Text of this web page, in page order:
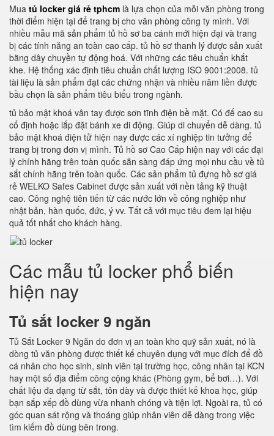
Mua tủ locker giá rẻ tphcm là lựa chọn của mỗi văn phòng trong
thời điểm hiện tại để trang bị cho văn phòng công ty mình. Với
nhiều mẫu mã sản phẩm tủ hồ sơ ba cánh mới hiện đại và trang
bị các tính năng an toàn cao cấp. tủ hồ sơ thanh lý được sản xuất
bằng dây chuyền tự động hoá. Với những các tiêu chuẩn khắt
khe. Hệ thống xác định tiêu chuẩn chất lượng ISO 9001:2008. tủ
tài liệu là sản phẩm đạt các chứng nhận và nhiều năm liền được
bầu chọn là sản phẩm tiêu biểu trong ngành.
tủ bảo mật khoá vân tay được sơn tĩnh điện bề mặt. Có đế cao su
cố định hoặc lắp đặt bánh xe di động. Giúp di chuyển dễ dàng. tủ
bảo mật khoá điện tử hiện nay được các xí nghiệp tin tưởng để
trang bị trong đơn vị mình. Tủ hồ sơ Cao Cấp hiện nay với các đại
lý chính hãng trên toàn quốc sẵn sàng đáp ứng mọi nhu cầu về tủ
sắt chính hãng trên toàn quốc. Các sản phẩm tủ đựng hồ sơ giá
rẻ WELKO Safes Cabinet được sản xuất với nền tảng kỹ thuật
cao. Công nghệ tiên tiến từ các nước lớn về công nghiệp như
nhật bản, hàn quốc, đức, ý vv. Tất cả với mục tiêu đem lại hiệu
quả tốt nhất cho khách hàng.
Các mẫu tủ locker phổ biến
hiện nay
Tủ sắt locker 9 ngăn
Tủ Sắt Locker 9 Ngăn do đơn vị an toàn kho quỹ sản xuất, nó là
dòng tủ văn phòng được thiết kế chuyên dụng với mục đích để đồ
cá nhân cho học sinh, sinh viên tại trường học, công nhân tại KCN
hay một số địa điểm công cộng khác (Phòng gym, bể bơi…). Với
chất liệu đa dạng từ sắt, tôn dày và được thiết kế khoa học, giúp
bạn sắp xếp đồ dùng vừa nhanh chóng và tiện lợi. Ngoài ra, tủ có
góc quan sát rộng và thoáng giúp nhân viên dễ dàng trong việc
tìm kiếm đồ dùng bên trong.